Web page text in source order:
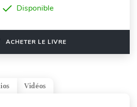
Disponible
ACHETER LE LIVRE
Vidéos